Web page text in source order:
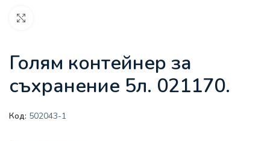
Голям контейнер за
съхранение 5л. 021170.
Код: 502043-1